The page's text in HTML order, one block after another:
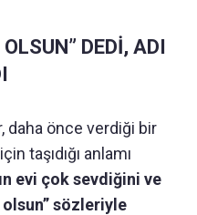
DEDİ, ADI
daha önce verdiği bir
taşıdığı anlamı
evi çok sevdiğini ve
olsun” sözleriyle